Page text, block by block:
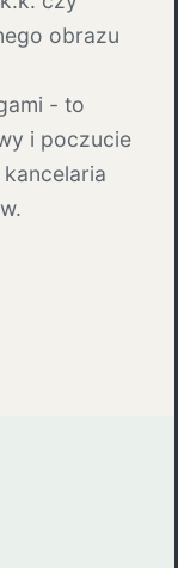
obrazu
- to
i poczucie